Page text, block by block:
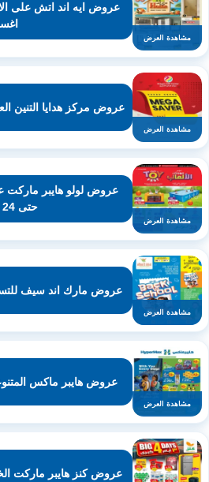
مشاهدة العرض
مشاهدة العرض
عروض مركز هدايا التنين العذيبة من 5
مشاهدة العرض
عروض لولو هايبر ماركت
حتى 24 اغسطس
مشاهدة العرض
عروض مارك اند سيف للتسوق من 5
مشاهدة العرض
عروض هايبر ماكس المتنوعة من 5
عروض كنز هايبر ماركت الخوض من